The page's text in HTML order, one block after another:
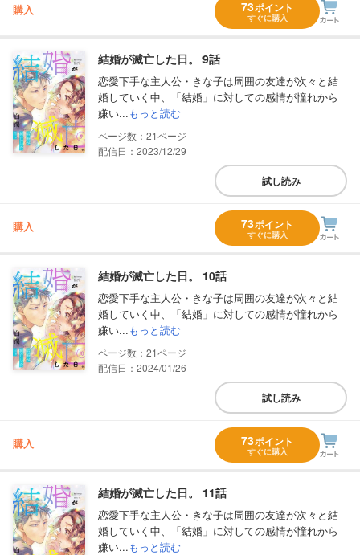
購入 73ポイント
すぐに購入
結婚が滅亡した日。 9話
恋愛下手な主人公・きな子は周囲の友達が次々と結
婚していく中、「結婚」に対しての感情が憧れから
嫌い...もっと読む
21
配信日：2023/12/29
試し読み
購入 73ポイント
すぐに購入
結婚が滅亡した日。 10話
恋愛下手な主人公・きな子は周囲の友達が次々と結
婚していく中、「結婚」に対しての感情が憧れから
嫌い...もっと読む
21
配信日：2024/01/26
試し読み
購入 73ポイント
すぐに購入
結婚が滅亡した日。 11話
恋愛下手な主人公・きな子は周囲の友達が次々と結
婚していく中、「結婚」に対しての感情が憧れから
嫌い...もっと読む